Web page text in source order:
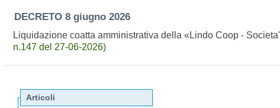
DECRETO 8 giugno 2026
Liquidazione coatta amministrativa della «Lindo Coop -
n.147 del 27-06-2026)